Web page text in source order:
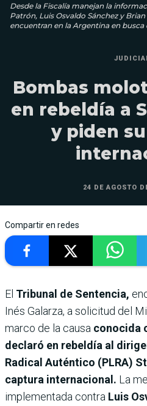
Desde la Fiscalía manejan la
Patrón, Luis Osvaldo Sánchez y
encuentran en la Argentina en
Bombas
en rebeldía a
y piden
24 DE AGOSTO
Compartir en redes
El Tribunal de Sentencia,
Inés Galarza, a solicitud del
marco de la causa conocida
declaró en rebeldía al
Radical Auténtico (PLRA)
captura internacional. La
implementada contra Luis